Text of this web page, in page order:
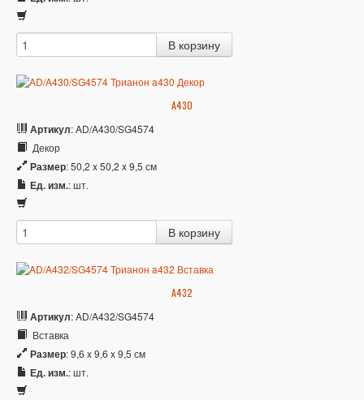
A430
Артикул: AD/A430/SG4574
Декор
Размер: 50,2 x 50,2 x 9,5 см
Ед. изм.: шт.
A432
Артикул: AD/A432/SG4574
Вставка
Размер: 9,6 x 9,6 x 9,5 см
Ед. изм.: шт.